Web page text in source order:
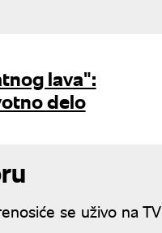
lava":
delo
se uživo na TV